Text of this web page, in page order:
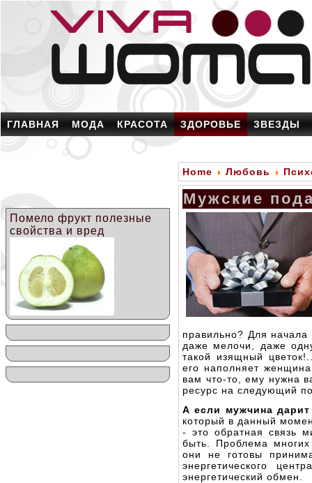
ГЛАВНАЯ МОДА КРАСОТА ЗДОРОВЬЕ ЗВЕЗДЫ
Помело фрукт полезные
свойства и вред
Home Любовь
Мужские
правильно? Для
даже мелочи, даже
такой изящный
его наполняет
вам что-то, ему нужна
ресурс на следующий
А если мужчина
который в данный
- это обратная связь
быть. Проблема
они не готовы
энергетического
энергетический обмен.